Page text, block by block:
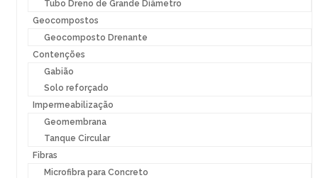
Tubo Dreno de Grande Diâmetro
Geocompostos
Geocomposto Drenante
Contenções
Gabião
Solo reforçado
Impermeabilização
Geomembrana
Tanque Circular
Fibras
Microfibra para Concreto